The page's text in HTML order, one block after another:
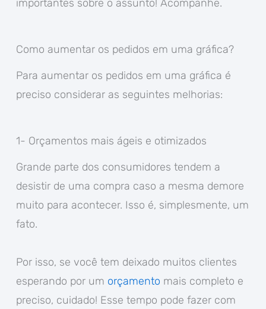
importantes sobre o assunto! Acompanhe.
Como aumentar os pedidos em uma gráfica?
Para aumentar os pedidos em uma gráfica é
preciso considerar as seguintes melhorias:
1- Orçamentos mais ágeis e otimizados
Grande parte dos consumidores tendem a
desistir de uma compra caso a mesma demore
muito para acontecer. Isso é, simplesmente, um
fato.
Por isso, se você tem deixado muitos clientes
esperando por um orçamento mais completo e
preciso, cuidado! Esse tempo pode fazer com